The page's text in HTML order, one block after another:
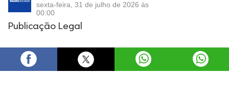
sexta-feira, 31 de julho de 2026 às
00:00
Publicação Legal